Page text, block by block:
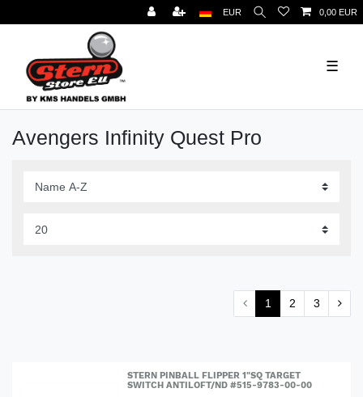
EUR 0,00 EUR
☰
Avengers Infinity Quest Pro
1 2 3
STERN PINBALL FLIPPER 1"SQ TARGET
SWITCH ANTILOFT/ND #515-9783-00-00